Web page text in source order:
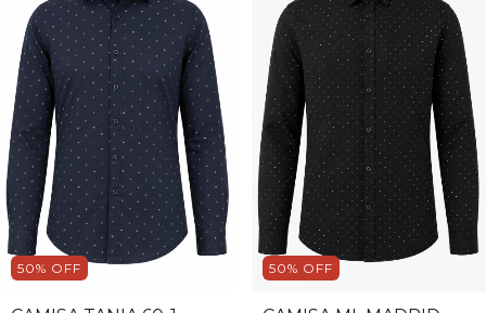
50% OFF 50% OFF